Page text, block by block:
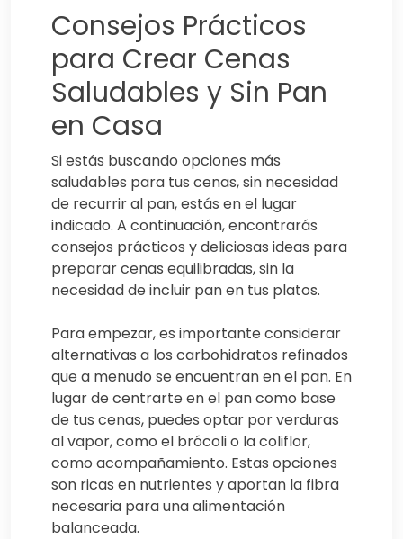
Consejos Prácticos
para Crear Cenas
Saludables y Sin Pan
en Casa
Si estás buscando opciones más
saludables para tus cenas, sin necesidad
de recurrir al pan, estás en el lugar
indicado. A continuación, encontrarás
consejos prácticos y deliciosas ideas para
preparar cenas equilibradas, sin la
necesidad de incluir pan en tus platos.
Para empezar, es importante considerar
alternativas a los carbohidratos refinados
que a menudo se encuentran en el pan. En
lugar de centrarte en el pan como base
de tus cenas, puedes optar por verduras
al vapor, como el brócoli o la coliflor,
como acompañamiento. Estas opciones
son ricas en nutrientes y aportan la fibra
necesaria para una alimentación
balanceada.